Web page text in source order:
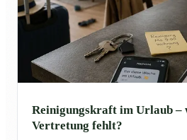
Reinigungskraft im Urlaub –
Vertretung fehlt?